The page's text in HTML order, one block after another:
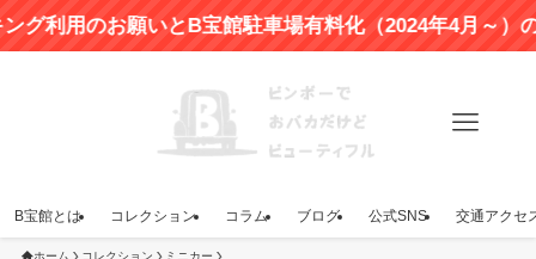
用のお願いとB宝館駐車場有料化（2024年4月～）のお知
B宝館とは コレクション コラム ブログ 公式SNS 交通アクセ
ホーム コレクション ミニカー